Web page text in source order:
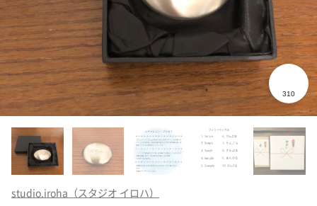
studio.iroha（スタジオ イロハ）